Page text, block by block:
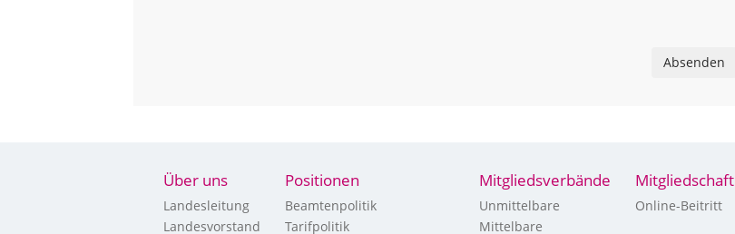
Absenden
Über uns
Landesleitung
Landesvorstand
Positionen
Beamtenpolitik
Tarifpolitik
Mitgliedsverbände
Unmittelbare
Mittelbare
Mitgliedschaft
Online-Beitritt